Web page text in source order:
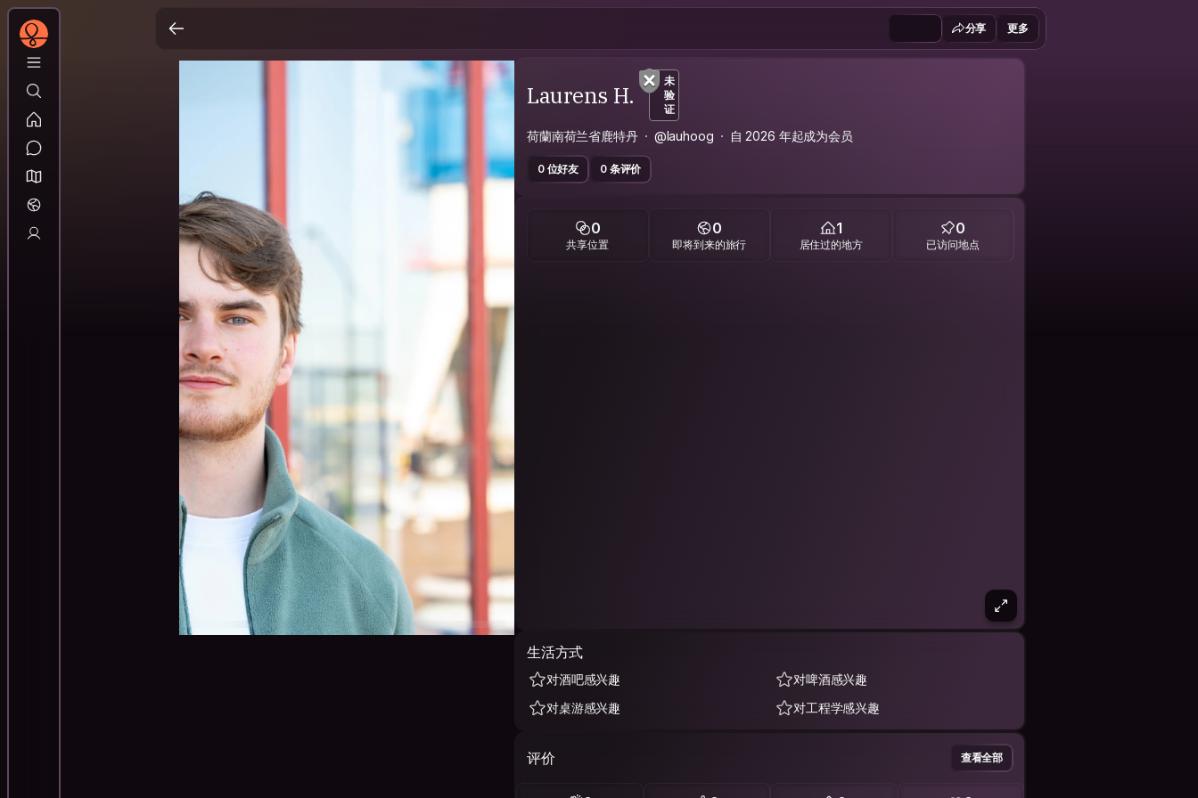
分享 更多
Laurens H.
未
验
证
荷蘭南荷兰省鹿特丹 @lauhoog 自 2026 年起成为会员
0 位好友 0 条评价
0
共享位置
0
即将到来的旅行
1
居住过的地方
0
已访问地点
生活方式
对酒吧感兴趣
对啤酒感兴趣
对桌游感兴趣
对工程学感兴趣
评价 查看全部